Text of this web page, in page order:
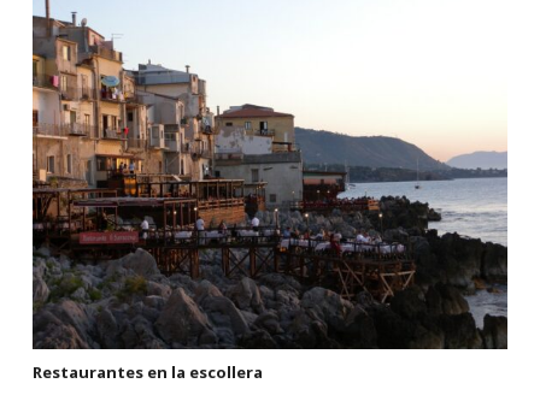
Restaurantes en la escollera